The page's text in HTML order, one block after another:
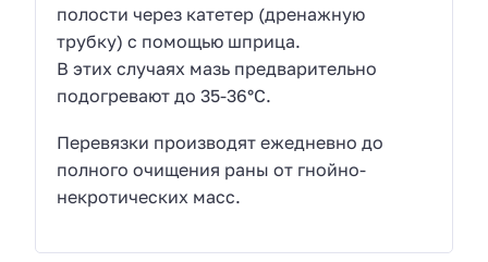
полости через катетер (дренажную
трубку) с помощью шприца.
В этих случаях мазь предварительно
подогревают до 35-36°С.
Перевязки производят ежедневно до
полного очищения раны от гнойно-
некротических масс.